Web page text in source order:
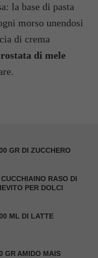
la base di pasta
morso unendosi
di crema
di mele
GR DI ZUCCHERO
CUCCHIAINO RASO DI
PER DOLCI
ML DI LATTE
GR AMIDO MAIS